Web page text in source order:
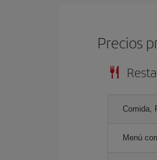
Precios
Comida,
Menú